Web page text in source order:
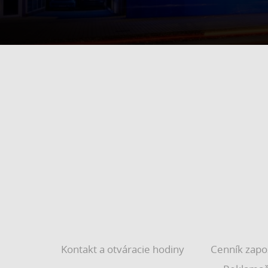
Kontakt a otváracie hodiny
Cenník